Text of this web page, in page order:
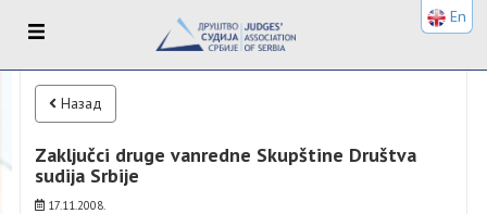
Назад
Zaključci druge vanredne Skupštine Društva
sudija Srbije
17.11.2008.
En